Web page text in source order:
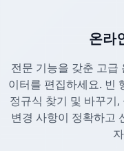
온라
전문 기능을 갖춘 고급
이터를 편집하세요. 빈
정규식 찾기 및 바꾸기
변경 사항이 정확하고